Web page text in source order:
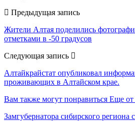
Предыдущая запись
Жители Алтая поделились
отметками в -50 градусов
Следующая запись
Алтайкрайстат опубликовал
проживающих в Алтайском крае.
Вам также могут понравиться Еще от
Замгубернатора сибирского региона